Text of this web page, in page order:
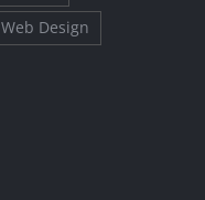
Web Design